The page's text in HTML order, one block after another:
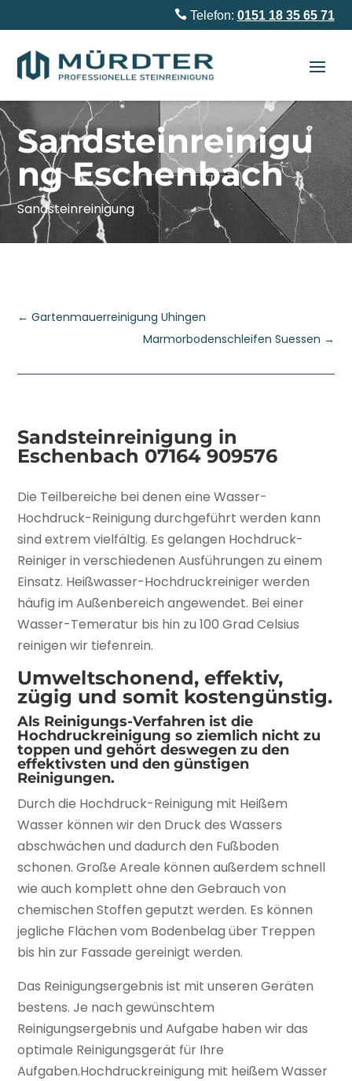
Telefon: 0151 18 35 65 71
Sandsteinreinigu
ng Eschenbach
Sandsteinreinigung
←Gartenmauerreinigung Uhingen
Marmorbodenschleifen Suessen →
Sandsteinreinigung in
Eschenbach 07164 909576
Die Teilbereiche bei denen eine Wasser-
Hochdruck-Reinigung durchgeführt werden kann
sind extrem vielfältig. Es gelangen Hochdruck-
Reiniger in verschiedenen Ausführungen zu einem
Einsatz. Heißwasser-Hochdruckreiniger werden
häufig im Außenbereich angewendet. Bei einer
Wasser-Temeratur bis hin zu 100 Grad Celsius
reinigen wir tiefenrein.
Umweltschonend, effektiv,
zügig und somit kostengünstig.
Als Reinigungs-Verfahren ist die
Hochdruckreinigung so ziemlich nicht zu
toppen und gehört deswegen zu den
effektivsten und den günstigen
Reinigungen.
Durch die Hochdruck-Reinigung mit Heißem
Wasser können wir den Druck des Wassers
abschwächen und dadurch den Fußboden
schonen. Große Areale können außerdem schnell
wie auch komplett ohne den Gebrauch von
chemischen Stoffen geputzt werden. Es können
jegliche Flächen vom Bodenbelag über Treppen
bis hin zur Fassade gereinigt werden.
Das Reinigungsergebnis ist mit unseren Geräten
bestens. Je nach gewünschtem
Reinigungsergebnis und Aufgabe haben wir das
optimale Reinigungsgerät für Ihre
Aufgaben.Hochdruckreinigung mit heißem Wasser